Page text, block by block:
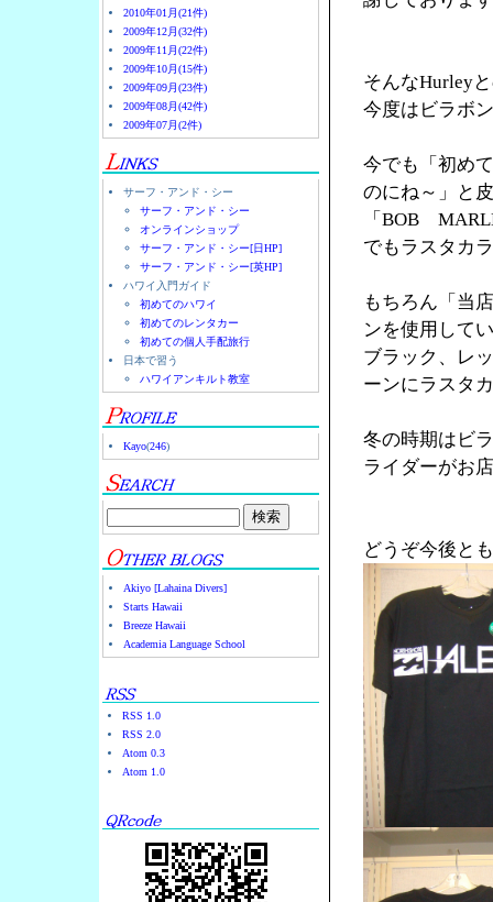
2010年01月(21件)
2009年12月(32件)
2009年11月(22件)
2009年10月(15件)
2009年09月(23件)
2009年08月(42件)
2009年07月(2件)
サーフ・アンド・シー
サーフ・アンド・シー
オンラインショップ
サーフ・アンド・シー[日HP]
サーフ・アンド・シー[英HP]
ハワイ入門ガイド
初めてのハワイ
初めてのレンタカー
初めての個人手配旅行
日本で習う
ハワイアンキルト教室
Kayo(246)
Akiyo [Lahaina Divers]
Starts Hawaii
Breeze Hawaii
Academia Language School
RSS 1.0
RSS 2.0
Atom 0.3
Atom 1.0
そんなHurley
今度はビラボ
今でも「初め
のにね～」と
「BOB
でもラスタカ
もちろん「当
ンを使用して
ブラック、レ
ーンにラスタ
冬の時期はビ
ライダーがお
どうぞ今後と